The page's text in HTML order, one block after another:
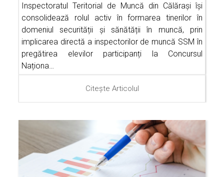
Inspectoratul Teritorial de Muncă din Călărași își
consolidează rolul activ în formarea tinerilor în
domeniul securității și sănătății în muncă, prin
implicarea directă a inspectorilor de muncă SSM în
pregătirea elevilor participanți la Concursul
Naționa…
Citește Articolul